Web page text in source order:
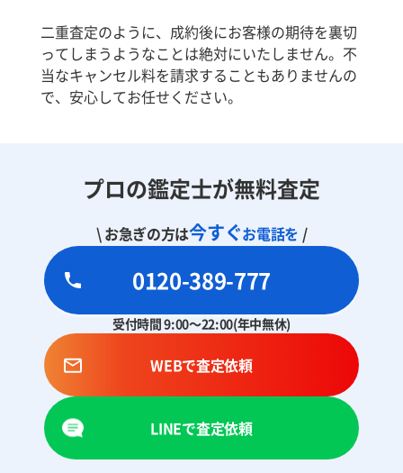
二重査定のように、成約後にお客様の期待を裏切
ってしまうようなことは絶対にいたしません。不
当なキャンセル料を請求することもありませんの
で、安心してお任せください。
プロの鑑定士が無料査定
\ お急ぎの方は今すぐお電話を /
0120-389-777
受付時間 9:00～22:00(年中無休)
WEBで査定依頼
LINEで査定依頼